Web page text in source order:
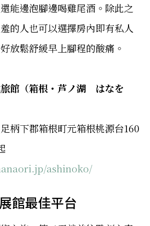
能邊泡腳邊喝雞尾酒。除此之
的人也可以選擇房內即有私人
放鬆舒緩早上腳程的酸痛。
館（箱根・芦ノ湖 はなを
柄下郡箱根町元箱根桃源台160
ashinoko/
館最佳平台